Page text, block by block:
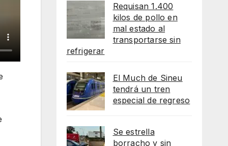
Requisan 1.400
kilos de pollo en
mal estado al
transportarse sin
refrigerar
El Much de Sineu
tendrá un tren
especial de regreso
Se estrella
borracho y sin